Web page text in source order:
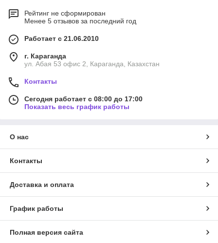
Рейтинг не сформирован
Менее 5 отзывов за последний год
Работает с 21.06.2010
г. Караганда
ул. Абая 53 офис 2, Караганда, Казахстан
Контакты
Сегодня работает с 08:00 до 17:00
Показать весь график работы
О нас
Контакты
Доставка и оплата
График работы
Полная версия сайта